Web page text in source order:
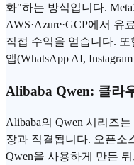
화"하는 방식입니다.
AWS·Azure·GCP에서 유
직접 수익을 얻습니다. 또
앱(WhatsApp AI,
Alibaba Qwen: 클라
Alibaba의 Qwen 시리즈
장과 직결됩니다. 오픈소
Qwen을 사용하게 만든